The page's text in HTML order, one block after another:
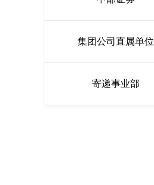
集团公司直属单位
寄递事业部